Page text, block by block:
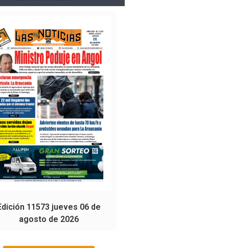
11573 jueves 06 de
agosto de 2026